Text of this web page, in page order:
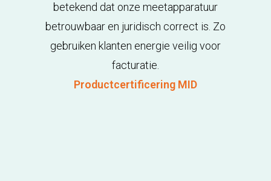
betekend dat onze meetapparatuur
betrouwbaar en juridisch correct is. Zo
gebruiken klanten energie veilig voor
facturatie.
Productcertificering MID